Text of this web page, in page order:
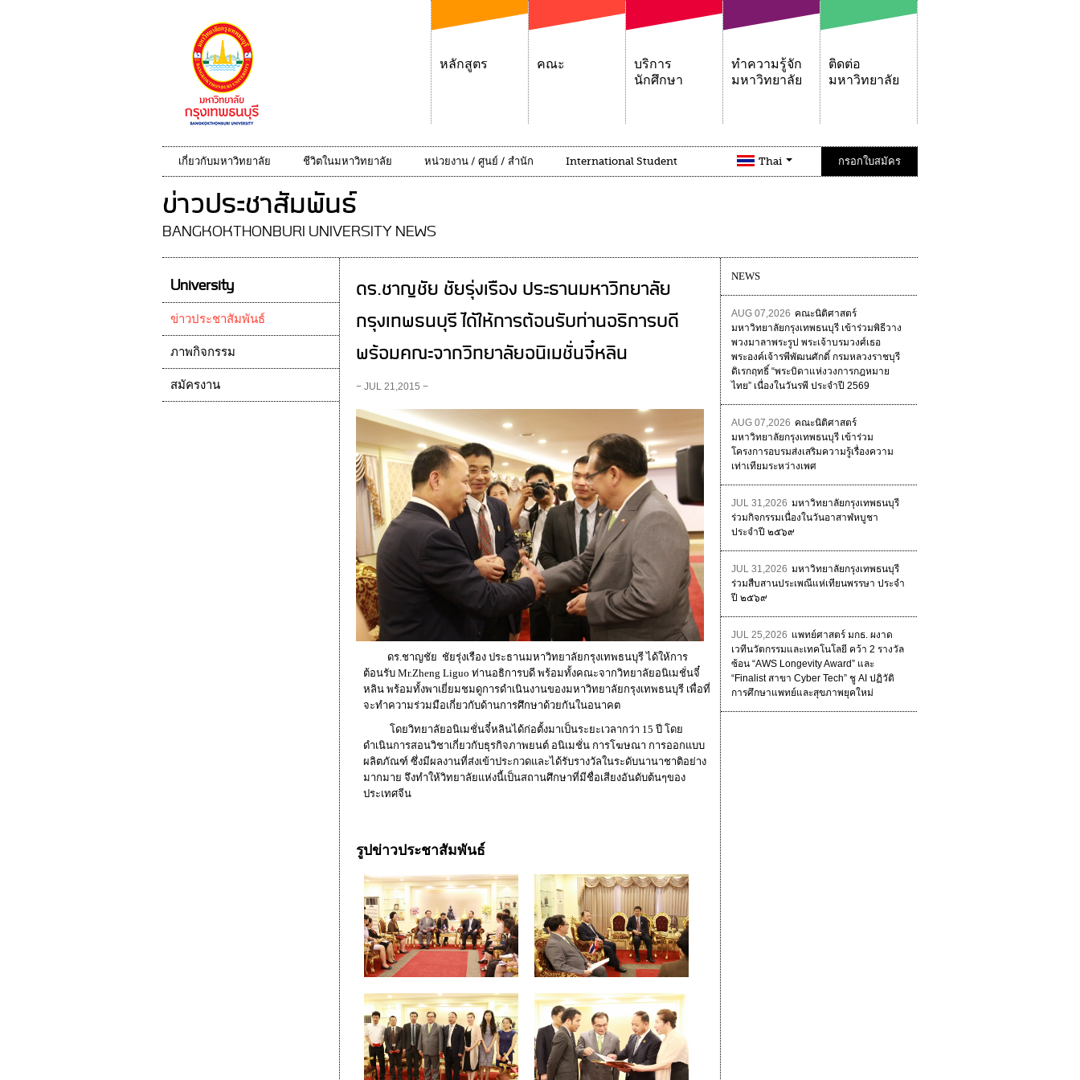
หลักสูตร คณะ
บริการ
นักศึกษา
ทำความรู้จัก
มหาวิทยาลัย
ติดต่อ
มหาวิทยาลัย
เกี่ยวกับมหาวิทยาลัย ชีวิตในมหาวิทยาลัย หน่วยงาน / ศูนย์ / สำนัก International Student Thai กรอกใบสมัคร
ข่าวประชาสัมพันธ์
BANGKOKTHONBURI UNIVERSITY NEWS
ดร.ชาญชัย ชัยรุ่งเรือง ประธานมหาวิทยาลัย
กรุงเทพธนบุรี ได้ให้การต้อนรับท่านอธิการบดี
พร้อมคณะจากวิทยาลัยอนิเมชั่นจี๋หลิน
− JUL 21,2015 −
ดร.ชาญชัย ชัยรุ่งเรือง ประธานมหาวิทยาลัยกรุงเทพธนบุรี ได้ให้การ
ต้อนรับ Mr.Zheng Liguo ท่านอธิการบดี พร้อมทั้งคณะจากวิทยาลัยอนิเมชั่นจี๋
หลิน พร้อมทั้งพาเยี่ยมชมดูการดำเนินงานของมหาวิทยาลัยกรุงเทพธนบุรี เพื่อที่
จะทำความร่วมมือเกี่ยวกับด้านการศึกษาด้วยกันในอนาคต
โดยวิทยาลัยอนิเมชั่นจี๋หลินได้ก่อตั้งมาเป็นระยะเวลากว่า 15 ปี โดย
ดำเนินการสอนวิชาเกี่ยวกับธุรกิจภาพยนต์ อนิเมชั่น การโฆษณา การออกแบบ
ผลิตภัณฑ์ ซึ่งมีผลงานที่ส่งเข้าประกวดและได้รับรางวัลในระดับนานาชาติอย่าง
มากมาย จึงทำให้วิทยาลัยแห่งนี้เป็นสถานศึกษาที่มีชื่อเสียงอันดับต้นๆของ
ประเทศจีน
รูปข่าวประชาสัมพันธ์
NEWS
AUG 07,2026 คณะนิติศาสตร์
มหาวิทยาลัยกรุงเทพธนบุรี เข้าร่วมพิธีวาง
พวงมาลาพระรูป พระเจ้าบรมวงศ์เธอ
พระองค์เจ้ารพีพัฒนศักดิ์ กรมหลวงราชบุรี
ดิเรกฤทธิ์ “พระบิดาแห่งวงการกฎหมาย
ไทย” เนื่องในวันรพี ประจำปี 2569
AUG 07,2026 คณะนิติศาสตร์
มหาวิทยาลัยกรุงเทพธนบุรี เข้าร่วม
โครงการอบรมส่งเสริมความรู้เรื่องความ
เท่าเทียมระหว่างเพศ
JUL 31,2026 มหาวิทยาลัยกรุงเทพธนบุรี
ร่วมกิจกรรมเนื่องในวันอาสาฬหบูชา
ประจำปี ๒๕๖๙
JUL 31,2026 มหาวิทยาลัยกรุงเทพธนบุรี
ร่วมสืบสานประเพณีแห่เทียนพรรษา ประจำ
ปี ๒๕๖๙
JUL 25,2026 แพทย์ศาสตร์ มกธ. ผงาด
เวทีนวัตกรรมและเทคโนโลยี คว้า 2 รางวัล
ซ้อน “AWS Longevity Award” และ
“Finalist สาขา Cyber Tech” ชู AI ปฏิวัติ
การศึกษาแพทย์และสุขภาพยุคใหม่
University
ข่าวประชาสัมพันธ์
ภาพกิจกรรม
สมัครงาน